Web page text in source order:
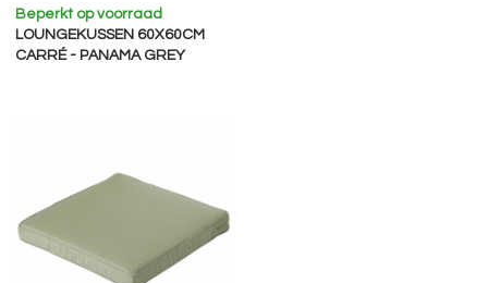
Beperkt op voorraad
LOUNGEKUSSEN 60X60CM
CARRÉ - PANAMA GREY